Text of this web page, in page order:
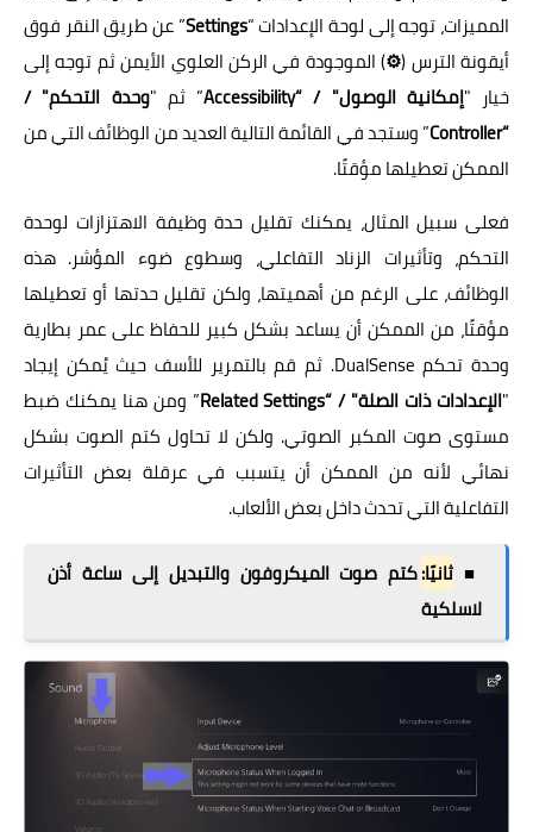
المميزات، توجه إلى لوحة الإعدادات “Settings” عن طريق النقر فوق
أيقونة الترس (⚙) الموجودة في الركن العلوي الأيمن ثم توجه إلى
خيار "إمكانية الوصول" / “Accessibility ” ثم "وحدة التحكم" /
“Controller
” وستجد في القائمة التالية العديد من الوظائف التي من
الممكن تعطيلها مؤقتًا.
فعلى سبيل المثال، يمكنك تقليل حدة وظيفة الاهتزازات لوحدة
التحكم، وتأثيرات الزناد التفاعلي، وسطوع ضوء المؤشر. هذه
الوظائف، على الرغم من أهميتها، ولكن تقليل حدتها أو تعطيلها
مؤقتًا، من الممكن أن يساعد بشكل كبير للحفاظ على عمر بطارية
وحدة تحكم DualSense. ثم قم بالتمرير للأسف حيث يُمكن إيجاد
"الإعدادات ذات الصلة" / “Related Settings
” ومن هنا يمكنك ضبط
مستوى صوت المكبر الصوتي. ولكن لا تحاول كتم الصوت بشكل
نهائي لأنه من الممكن أن يتسبب في عرقلة بعض التأثيرات
التفاعلية التي تحدث داخل بعض الألعاب.
■ ثانيًا:كتم صوت الميكروفون والتبديل إلى ساعة أذن
لاسلكية